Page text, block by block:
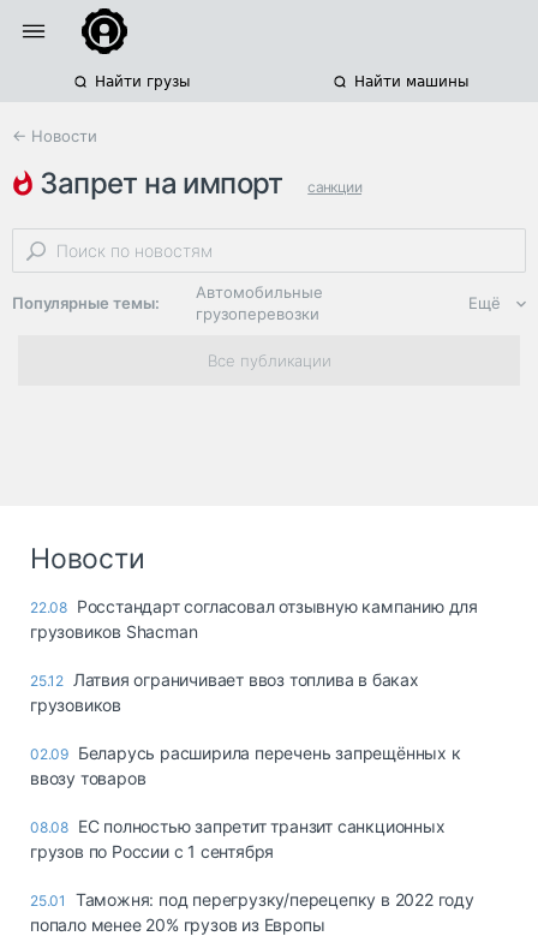
Найти грузы Найти машины
← Новости
запрет на импорт санкции
международные автоперевозки международные грузоперевозки
Популярные темы:
Автомобильные
грузоперевозки
Региональная
логистика
опасные грузы
страхование
Склады и
Коммерческий
транспорт
Спецтехника
Ещё
Все публикации
Новости
22.08 Росстандарт согласовал отзывную кампанию для
грузовиков Shacman
25.12 Латвия ограничивает ввоз топлива в баках
грузовиков
02.09 Беларусь расширила перечень запрещённых к
ввозу товаров
08.08 ЕС полностью запретит транзит санкционных
грузов по России с 1 сентября
25.01
Таможня: под перегрузку/перецепку в 2022 году
попало менее 20% грузов из Европы